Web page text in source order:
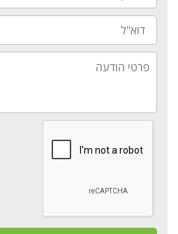
דוא"ל
פרטי
הודעה